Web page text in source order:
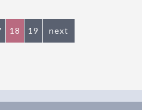
18 19 next